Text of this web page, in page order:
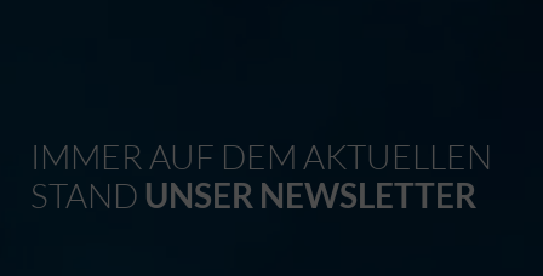
IMMER AUF DEM AKTUELLEN
STAND UNSER NEWSLETTER